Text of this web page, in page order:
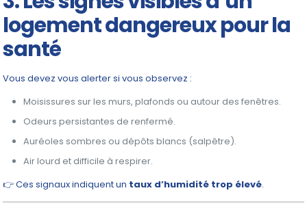
logement dangereux pour la
santé
Vous devez vous alerter si vous observez :
Moisissures sur les murs, plafonds ou autour des fenêtres.
Odeurs persistantes de renfermé.
Auréoles sombres ou dépôts blancs (salpêtre).
Air lourd et difficile à respirer.
👉 Ces signaux indiquent un taux d’humidité trop élevé.